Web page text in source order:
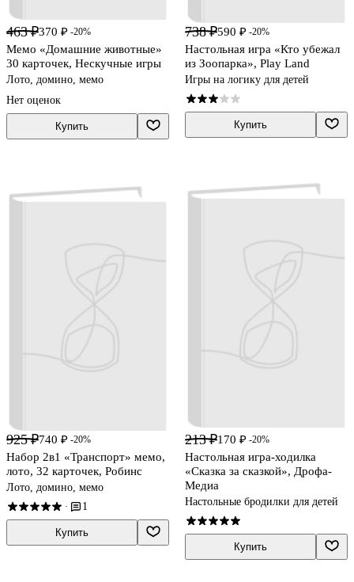
463 ₽370 ₽ -20%
Мемо «Домашние животные»
30 карточек, Нескучные игры
Лото, домино, мемо
Нет оценок
Купить
738 ₽590 ₽ -20%
Настольная игра «Кто убежал
из Зоопарка», Play Land
Игры на логику для детей
Купить
925 ₽740 ₽ -20%
Набор 2в1 «Транспорт» мемо,
лото, 32 карточек, Робинс
Лото, домино, мемо
· 1
Купить
213 ₽170 ₽ -20%
Настольная игра-ходилка
«Сказка за сказкой», Дрофа-
Медиа
Настольные бродилки для детей
Купить